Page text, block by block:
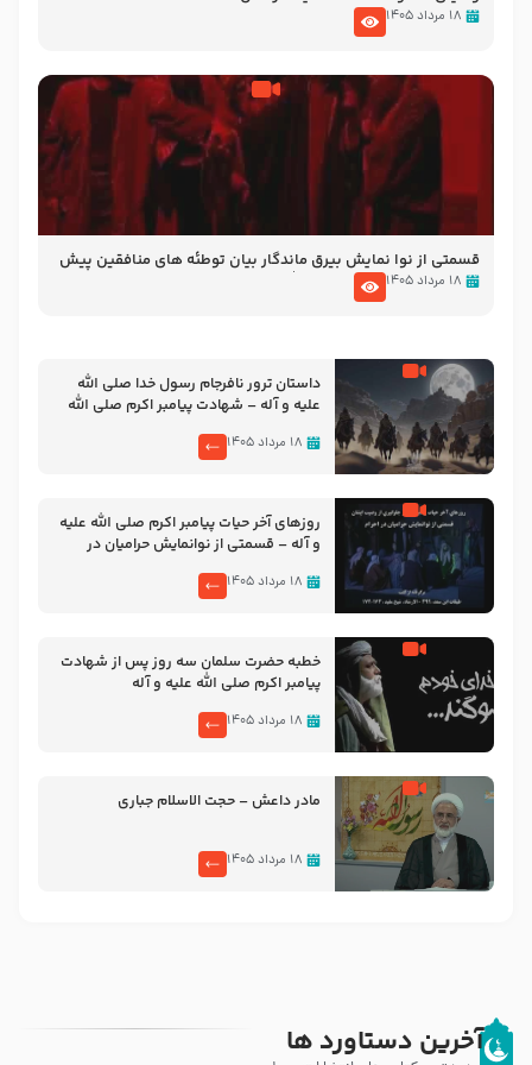
۱۸ مرداد ۱۴۰۵
قسمتی از نوا نمایش بیرق ماندگار بیان توطئه های منافقین پیش
از شهادت پیامبر اکرم صلی الله علیه و آله
۱۸ مرداد ۱۴۰۵
‌‌‌‌‌‌‌داستان ترور نافرجام رسول خدا صلی الله
علیه و آله – شهادت پیامبر اکرم صلی الله
۱۸ مرداد ۱۴۰۵
روزهای آخر حیات پیامبر اکرم صلی الله علیه
و آله – قسمتی از نوانمایش حرامیان در
۱۸ مرداد ۱۴۰۵
خطبه حضرت سلمان سه روز پس از شهادت
پیامبر اکرم صلی الله علیه و آله
۱۸ مرداد ۱۴۰۵
مادر داعش – حجت الاسلام جباری
۱۸ مرداد ۱۴۰۵
آخرین دستاورد ها